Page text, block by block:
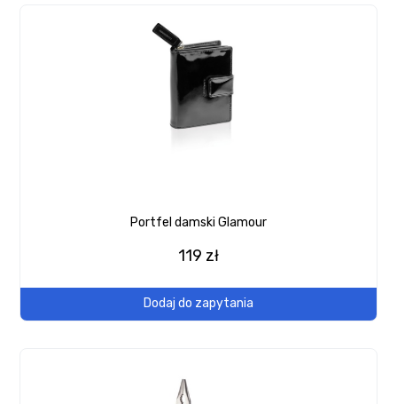
Portfel damski Glamour
119 zł
Dodaj do zapytania